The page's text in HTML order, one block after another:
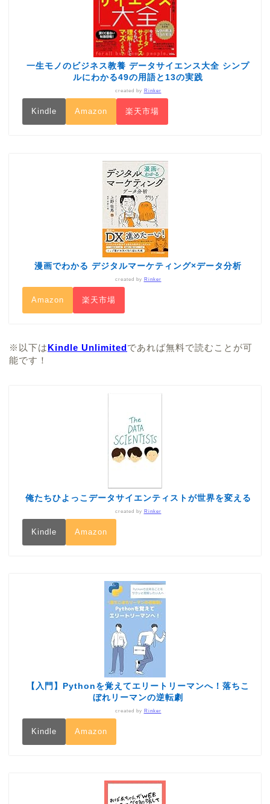
一生モノのビジネス教養 データサイエンス大全 シンプ
ルにわかる49の用語と13の実践
created by Rinker
Kindle Amazon 楽天市場
漫画でわかる デジタルマーケティング×データ分析
created by Rinker
Amazon 楽天市場
※以下はKindle Unlimitedであれば無料で読むことが可
能です！
俺たちひよっこデータサイエンティストが世界を変える
created by Rinker
Kindle Amazon
【入門】Pythonを覚えてエリートリーマンへ！落ちこ
ぼれリーマンの逆転劇
created by Rinker
Kindle Amazon